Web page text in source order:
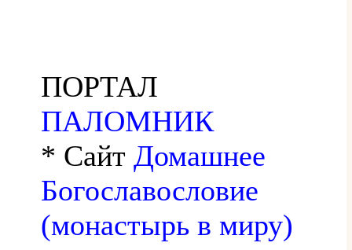
ПОРТАЛ
ПАЛОМНИК
* Сайт Домашнее
Богославословие
(монастырь в миру)